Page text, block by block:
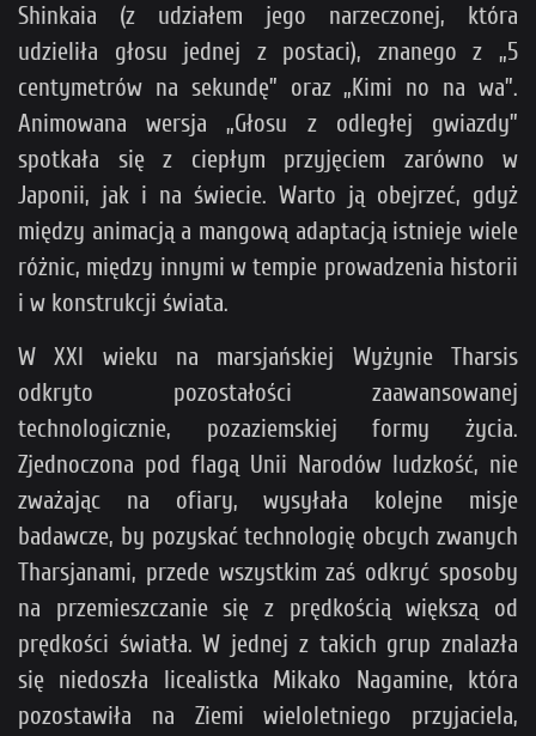
Shinkaia (z udziałem jego narzeczonej, która
udzieliła głosu jednej z postaci), znanego z „5
centymetrów na sekundę” oraz „Kimi no na wa”.
Animowana wersja „Głosu z odległej gwiazdy”
spotkała się z ciepłym przyjęciem zarówno w
Japonii, jak i na świecie. Warto ją obejrzeć, gdyż
między animacją a mangową adaptacją istnieje wiele
różnic, między innymi w tempie prowadzenia historii
i w konstrukcji świata.
W XXI wieku na marsjańskiej Wyżynie Tharsis
odkryto pozostałości zaawansowanej
technologicznie, pozaziemskiej formy życia.
Zjednoczona pod flagą Unii Narodów ludzkość, nie
zważając na ofiary, wysyłała kolejne misje
badawcze, by pozyskać technologię obcych zwanych
Tharsjanami, przede wszystkim zaś odkryć sposoby
na przemieszczanie się z prędkością większą od
prędkości światła. W jednej z takich grup znalazła
się niedoszła licealistka Mikako Nagamine, która
pozostawiła na Ziemi wieloletniego przyjaciela,